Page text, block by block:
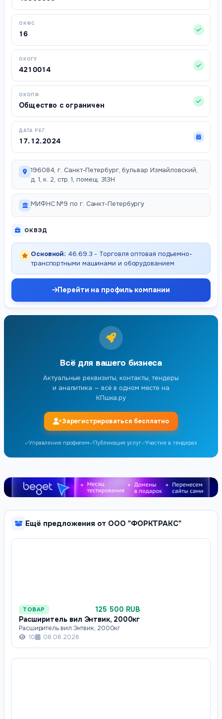
ОКФС
16
ОКОГУ
4210014
ОКОПФ
Общество с ограничен
ДАТА РЕГ.
17.12.2024
196084, г. Санкт-Петербург, бульвар Измайловский,
д. 1, к. 2, стр. 1, помещ. 313Н
МИФНС №9 по г. Санкт-Петербургу
ОКВЭД
Основной: 46.69.3 - Торговля оптовая подъемно-
транспортными машинами и оборудованием
Перейти на профиль компании
Всё для вашего бизнеса
Актуальные реквизиты, контакты, тендеры
и аналитика — всё в одном месте на
КПшка.ру
Зарегистрироваться бесплатно
Управление профилем Публикация услуг Участие в тендерах
Ещё предложения от ООО "ФОРКТРАКС"
ТОВАР
125 500 RUB
Расширитель вил Энтвик, 2000кг
Расширитель вил Энтвик, 2000кг
10
08.06.2026